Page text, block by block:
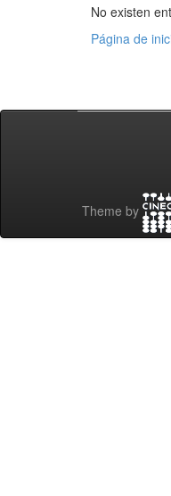
No existen
Página de
Theme by